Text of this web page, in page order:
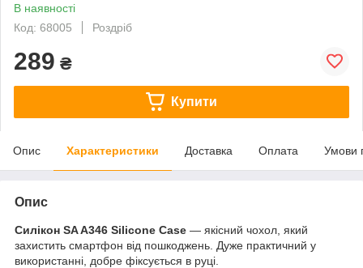
В наявності
Код: 68005
Роздріб
289 ₴
Купити
Опис Характеристики Доставка Оплата Умови
Опис
Силікон SA A346 Silicone Case — якісний чохол, який
захистить смартфон від пошкоджень. Дуже практичний у
використанні, добре фіксується в руці.